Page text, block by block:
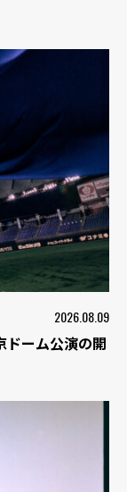
2026.08.09
ーム公演の開